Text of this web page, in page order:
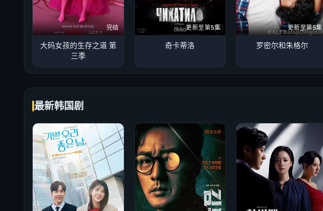
完结
大码女孩的生存之道 第
三季
更新至第5集
奇卡蒂洛
更新至第5集
罗密尔和朱格尔
最新韩国剧